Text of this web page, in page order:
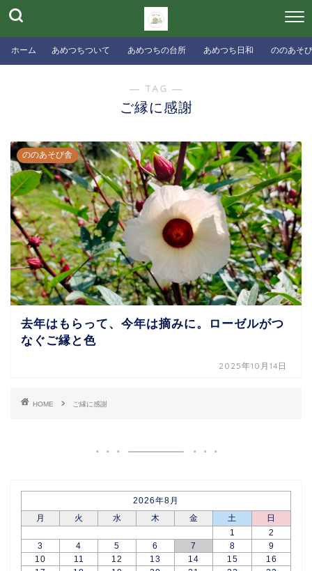
ホーム あめつちついて あめつちの台所 あめつち日和 ののあそ
― TAG ―
ご縁に感謝
ののあそび舎
去年はもらって、今年は摘みに。ローゼルがつ
なぐご縁と色
2025年10月14日
HOME ご縁に感謝
2026年8月
月
火 水 木 金 土
日
1
2
3
4 5 6 7 8
9
10
11 12 13 14 15
16